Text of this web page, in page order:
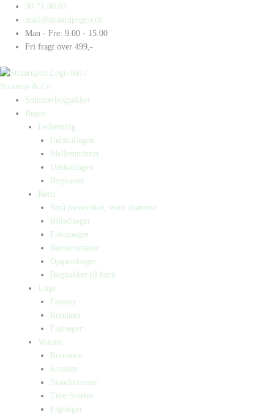
indholdet
30 71 00 03
mail@straarupogco.dk
Man - Fre: 9.00 - 15.00
Fri fragt over 499,-
Straarup & Co
Sommerbogpakker
Bøger
Letlæsning
Indskolingen
Mellemtrinnet
Udskolingen
Bogkasser
Børn
Små mennesker, store drømme
Billedbøger
Faktabøger
Børneromaner
Opgavebøger
Bogpakker til børn
Unge
Fantasy
Romaner
Fagbøger
Voksne
Romance
Krimier
Skønlitteratur
True Stories
Fagbøger
Products
search
Products
search